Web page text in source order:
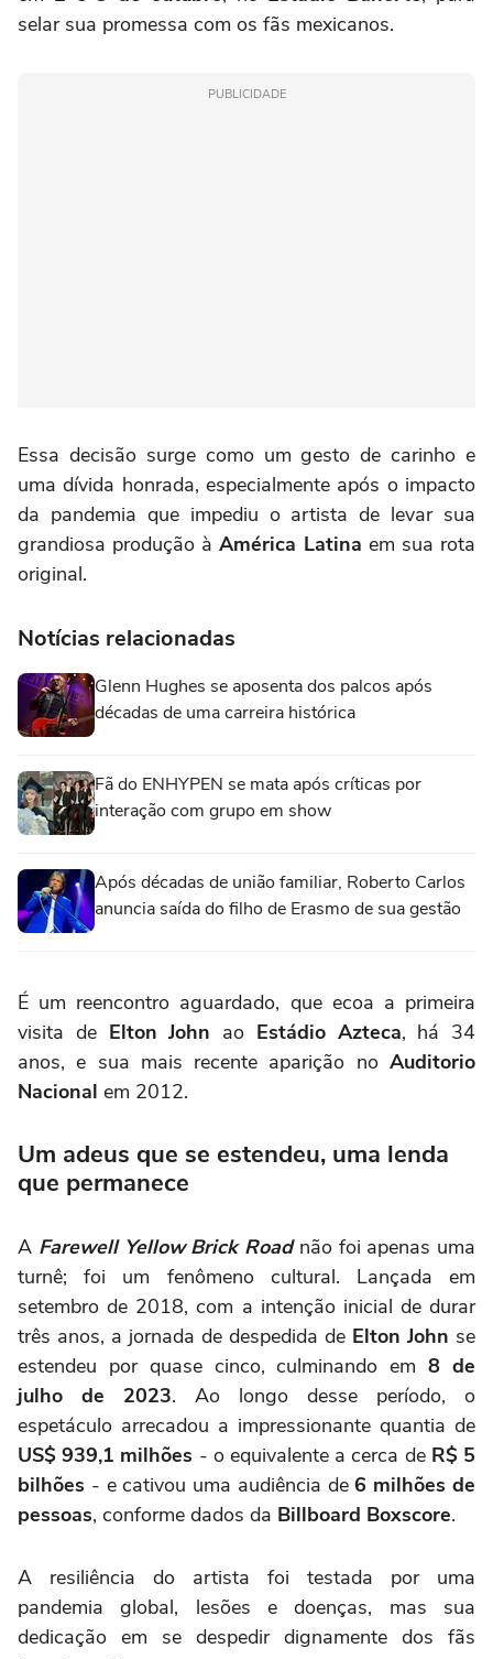
selar sua promessa com os fãs mexicanos.
PUBLICIDADE
Essa decisão surge como um gesto de carinho e
uma dívida honrada, especialmente após o impacto
da pandemia que impediu o artista de levar sua
grandiosa produção àAmérica Latina em sua rota
original.
Notícias relacionadas
Glenn Hughes se aposenta dos palcos após
décadas de uma carreira histórica
Fã do ENHYPEN se mata após críticas por
interação com grupo em show
Após décadas de união familiar, Roberto Carlos
anuncia saída do filho de Erasmo de sua gestão
É um reencontro aguardado, que ecoa a primeira
visita de Elton John ao Estádio Azteca, há 34
anos, e sua mais recente aparição no Auditorio
Nacional em 2012.
Um adeus que se estendeu, uma lenda
que permanece
A Farewell Yellow Brick Roadnão foi apenas uma
turnê; foi um fenômeno cultural. Lançada em
setembro de 2018, com a intenção inicial de durar
três anos, a jornada de despedida de Elton John se
estendeu por quase cinco, culminando em8 de
julho de 2023. Ao longo desse período, o
espetáculo arrecadou a impressionante quantia de
US$ 939,1 milhões - o equivalente a cerca de R$ 5
bilhões - e cativou uma audiência de6 milhões de
pessoas, conforme dados da Billboard Boxscore.
A resiliência do artista foi testada por uma
pandemia global, lesões e doenças, mas sua
dedicação em se despedir dignamente dos fãs